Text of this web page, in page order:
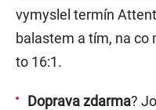
vymyslel termín
balastem a tím, na co
to 16:1.
Doprava zdarma?